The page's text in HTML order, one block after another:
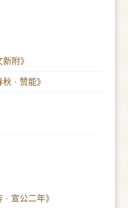
新附》
秋 · 赞能》
· 宣公二年》